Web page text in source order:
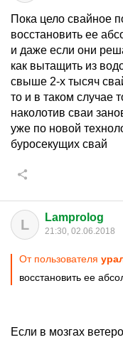
Пока цело свайное
восстановить ее
и даже если они
как вытащить из
свыше 2-х тысяч
то и в таком случае
наколотив сваи
уже по новой
буросекущих свай
L Lamprolog
21:30, 02.06.2018
От пользователя
восстановить ее
Если в мозгах